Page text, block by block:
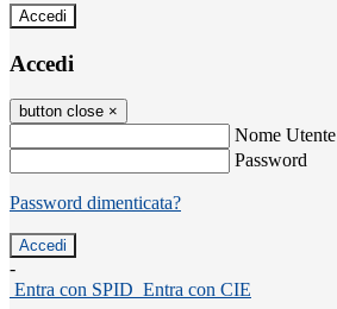
Accedi
Accedi
button close ×
Nome Utente
Password
Password dimenticata?
-
Entra con SPID Entra con CIE